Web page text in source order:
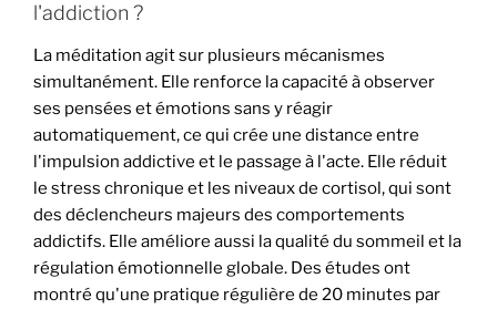
l'addiction ?
La méditation agit sur plusieurs mécanismes
simultanément. Elle renforce la capacité à observer
ses pensées et émotions sans y réagir
automatiquement, ce qui crée une distance entre
l'impulsion addictive et le passage à l'acte. Elle réduit
le stress chronique et les niveaux de cortisol, qui sont
des déclencheurs majeurs des comportements
addictifs. Elle améliore aussi la qualité du sommeil et la
régulation émotionnelle globale. Des études ont
montré qu'une pratique régulière de 20 minutes par